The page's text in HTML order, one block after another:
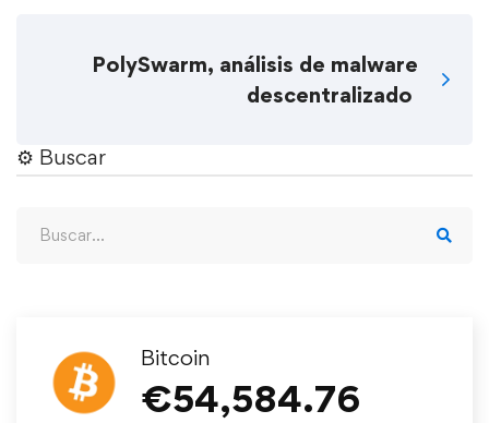
PolySwarm, análisis de malware
descentralizado
⚙︎ Buscar
Bitcoin
€54,584.76